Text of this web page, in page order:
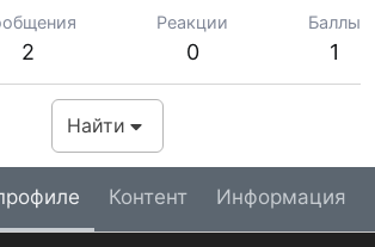
2
Реакции
0
Баллы
1
Найти
Контент Информация